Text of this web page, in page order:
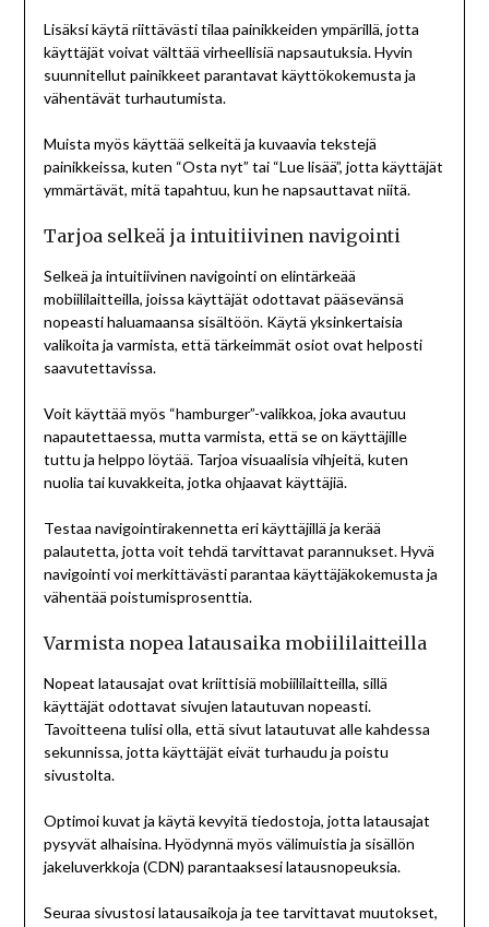
Lisäksi käytä riittävästi tilaa painikkeiden ympärillä, jotta
käyttäjät voivat välttää virheellisiä napsautuksia. Hyvin
suunnitellut painikkeet parantavat käyttökokemusta ja
vähentävät turhautumista.
Muista myös käyttää selkeitä ja kuvaavia tekstejä
painikkeissa, kuten “Osta nyt” tai “Lue lisää”, jotta käyttäjät
ymmärtävät, mitä tapahtuu, kun he napsauttavat niitä.
Tarjoa selkeä ja intuitiivinen navigointi
Selkeä ja intuitiivinen navigointi on elintärkeää
mobiililaitteilla, joissa käyttäjät odottavat pääsevänsä
nopeasti haluamaansa sisältöön. Käytä yksinkertaisia
valikoita ja varmista, että tärkeimmät osiot ovat helposti
saavutettavissa.
Voit käyttää myös “hamburger”-valikkoa, joka avautuu
napautettaessa, mutta varmista, että se on käyttäjille
tuttu ja helppo löytää. Tarjoa visuaalisia vihjeitä, kuten
nuolia tai kuvakkeita, jotka ohjaavat käyttäjiä.
Testaa navigointirakennetta eri käyttäjillä ja kerää
palautetta, jotta voit tehdä tarvittavat parannukset. Hyvä
navigointi voi merkittävästi parantaa käyttäjäkokemusta ja
vähentää poistumisprosenttia.
Varmista nopea latausaika mobiililaitteilla
Nopeat latausajat ovat kriittisiä mobiililaitteilla, sillä
käyttäjät odottavat sivujen latautuvan nopeasti.
Tavoitteena tulisi olla, että sivut latautuvat alle kahdessa
sekunnissa, jotta käyttäjät eivät turhaudu ja poistu
sivustolta.
Optimoi kuvat ja käytä kevyitä tiedostoja, jotta latausajat
pysyvät alhaisina. Hyödynnä myös välimuistia ja sisällön
jakeluverkkoja (CDN) parantaaksesi latausnopeuksia.
Seuraa sivustosi latausaikoja ja tee tarvittavat muutokset,